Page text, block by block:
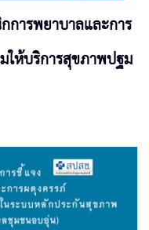
ารพยาบาลและการ
ให้บริการสุขภาพปฐม